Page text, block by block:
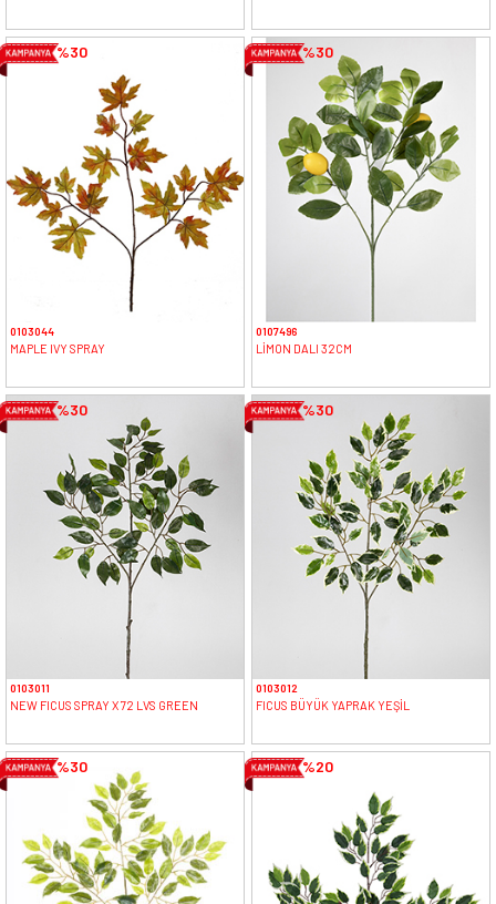
%30
0103044
MAPLE IVY SPRAY
%30
0107496
LİMON DALI 32CM
%30
0103011
NEW FICUS SPRAY X 72 LVS GREEN
%30
0103012
FICUS BÜYÜK YAPRAK YEŞİL
%30 %20